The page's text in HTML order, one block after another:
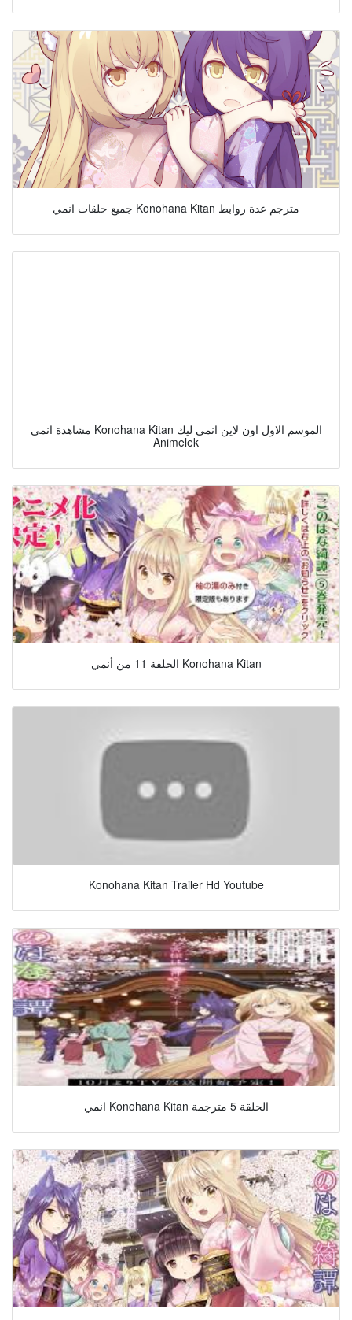
جميع حلقات انمي Konohana Kitan مترجم عدة روابط
مشاهدة انمي Konohana Kitan الموسم الاول اون لاين انمي ليك
Animelek
الحلقة 11 من أنمي Konohana Kitan
Konohana Kitan Trailer Hd Youtube
انمي Konohana Kitan الحلقة 5 مترجمة